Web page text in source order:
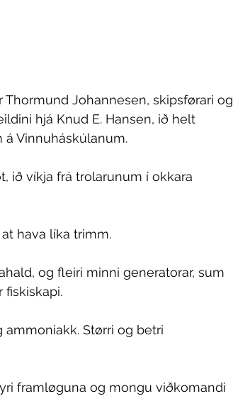
Thormund Johannesen, skipsførari og
hjá Knud E. Hansen, ið helt
Vinnuháskúlanum.
ið víkja frá trolarunum í okkara
hava líka trimm.
og fleiri minni generatorar, sum
fiskiskapi.
ammoniakk. Størri og betri
framløguna og mongu viðkomandi